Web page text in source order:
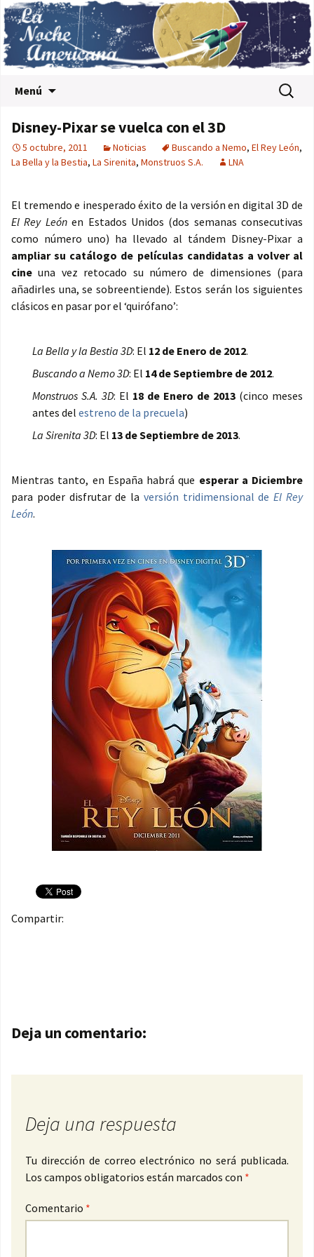
Menú Buscar:
Disney-Pixar se vuelca con el 3D
5 octubre, 2011 Noticias Buscando a Nemo, El Rey León,
La Bella y la Bestia, La Sirenita, Monstruos S.A. LNA
El tremendo e inesperado éxito de la versión en digital 3D de
El Rey Leónen Estados Unidos (dos semanas consecutivas
como número uno) ha llevado al tándem Disney-Pixar a
ampliar su catálogo de películas candidatas a volver al
cine una vez retocado su número de dimensiones (para
añadirles una, se sobreentiende). Estos serán los siguientes
clásicos en pasar por el ‘quirófano’:
La Bella y la Bestia 3D: El 12 de Enero de 2012.
Buscando a Nemo 3D: El 14 de Septiembre de 2012.
Monstruos S.A. 3D: El 18 de Enero de 2013 (cinco meses
antes del estreno de la precuela)
La Sirenita 3D: El 13 de Septiembre de 2013.
Mientras tanto, en España habrá que esperar a Diciembre
para poder disfrutar de la versión tridimensional deEl Rey
León.
Compartir:
Navegación de entradas
Deja un comentario:
Deja una respuesta
Tu dirección de correo electrónico no será publicada.
Los campos obligatorios están marcados con *
Comentario *